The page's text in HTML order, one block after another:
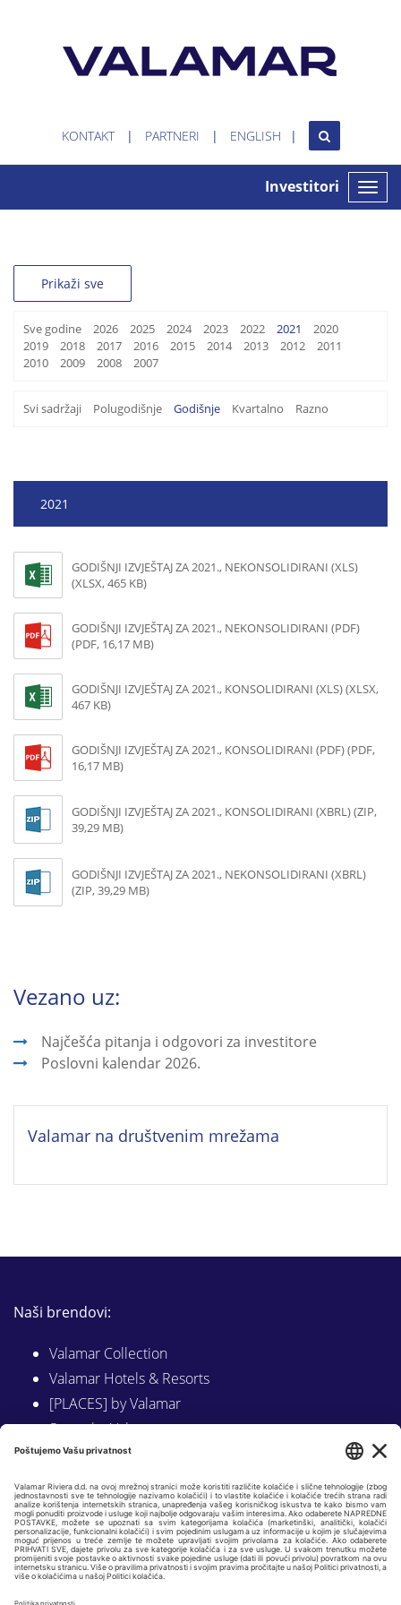
KONTAKT PARTNERI ENGLISH
Toggle
Investitori
Prikaži sve
Sve godine 2026 2025 2024 2023 2022 2021
2020
2019
2018 2017 2016 2015 2014 2013 2012
2011
2010
2009 2008 2007
Svi sadržaji Polugodišnje Godišnje Kvartalno Razno
2021
GODIŠNJI IZVJEŠTAJ ZA 2021., NEKONSOLIDIRANI (XLS)
(XLSX, 465 KB)
GODIŠNJI IZVJEŠTAJ ZA 2021., NEKONSOLIDIRANI (PDF)
(PDF, 16,17 MB)
GODIŠNJI IZVJEŠTAJ ZA 2021., KONSOLIDIRANI (XLS) (XLSX,
467 KB)
GODIŠNJI IZVJEŠTAJ ZA 2021., KONSOLIDIRANI (PDF) (PDF,
16,17 MB)
GODIŠNJI IZVJEŠTAJ ZA 2021., KONSOLIDIRANI (XBRL) (ZIP,
39,29 MB)
GODIŠNJI IZVJEŠTAJ ZA 2021., NEKONSOLIDIRANI (XBRL)
(ZIP, 39,29 MB)
Vezano uz:
Najčešća pitanja i odgovori za investitore
Poslovni kalendar 2026.
Valamar na društvenim mrežama
Naši brendovi:
Valamar Collection
Valamar Hotels & Resorts
[PLACES] by Valamar
Sunny by Valamar
Valamar Camping
Istraži na Valamar.com
Slijedite nas na: